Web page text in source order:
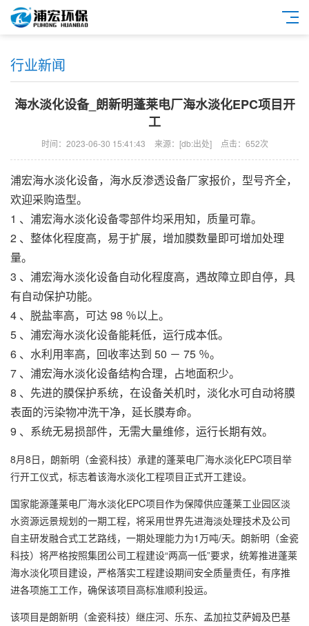
行业新闻
海水淡化设备_朗新明蓬莱电厂海水淡化EPC项目开
工
时间：2023-06-30 15:41:43 来源：[db:出处] 点击：652次
浦宏海水淡化设备， 海水反渗透设备厂家报价，型号齐全，
欢迎采购造型。
1 、 浦宏海水淡化设备零部件均采用知，质量可靠。
2 、整体化程度高，易于扩展，增加膜数量即可增加处理
量。
3 、 浦宏海水淡化设备自动化程度高，遇故障立即自停，具
有自动保护功能。
4 、脱盐率高，可达 98 ％以上。
5 、 浦宏海水淡化设备能耗低，运行成本低。
6 、水利用率高，回收率达到 50 － 75 ％。
7 、 浦宏海水淡化设备结构合理，占地面积少。
8 、先进的膜保护系统，在设备关机时，淡化水可自动将膜
表面的污染物冲洗干净，延长膜寿命。
9 、系统无易损部件，无需大量维修，运行长期有效。
8月8日，朗新明（金瓷科技）承建的蓬莱电厂海水淡化EPC项目举
行开工仪式，标志着该海水淡化工程项目正式开工建设。
国家能源蓬莱电厂海水淡化EPC项目作为保障供应蓬莱工业园区淡
水资源远景规划的一期工程，将采用世界先进海淡处理技术及公司
自主研发融合式工艺路线，一期处理能力为1万吨/天。朗新明（金瓷
科技）将严格按照集团公司工程建设“两高一低”要求，统筹推进蓬莱
海水淡化项目建设，严格落实工程建设期间安全质量责任，有序推
进各项施工工作，确保该项目高标准顺利投运。
该项目是朗新明（金瓷科技）继庄河、乐东、孟加拉艾萨姆及巴基